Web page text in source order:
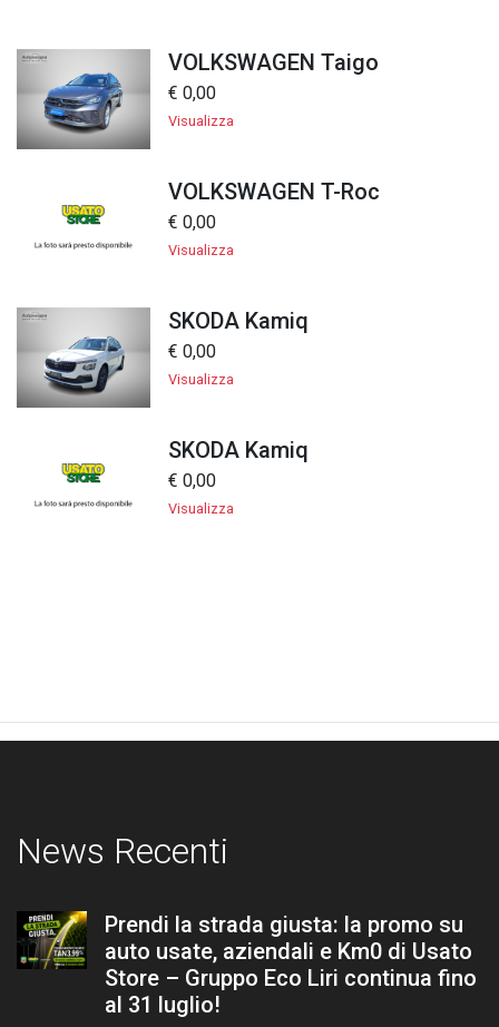
VOLKSWAGEN Taigo
€ 0,00
Visualizza
VOLKSWAGEN T-Roc
€ 0,00
Visualizza
SKODA Kamiq
€ 0,00
Visualizza
SKODA Kamiq
€ 0,00
Visualizza
News Recenti
Prendi la strada giusta: la promo su
auto usate, aziendali e Km0 di Usato
Store – Gruppo Eco Liri continua fino
al 31 luglio!